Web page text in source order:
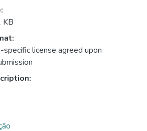
KB
specific license agreed upon